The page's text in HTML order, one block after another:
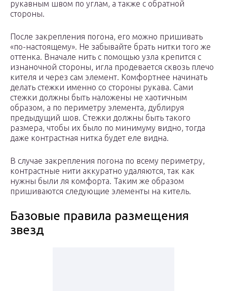
рукавным швом по углам, а также с обратной
стороны.
После закрепления погона, его можно пришивать
«по-настоящему». Не забывайте брать нитки того же
оттенка. Вначале нить с помощью узла крепится с
изнаночной стороны, игла продевается сквозь плечо
кителя и через сам элемент. Комфортнее начинать
делать стежки именно со стороны рукава. Сами
стежки должны быть наложены не хаотичным
образом, а по периметру элемента, дублируя
предыдущий шов. Стежки должны быть такого
размера, чтобы их было по минимуму видно, тогда
даже контрастная нитка будет еле видна.
В случае закрепления погона по всему периметру,
контрастные нити аккуратно удаляются, так как
нужны были ля комфорта. Таким же образом
пришиваются следующие элементы на китель.
Базовые правила размещения
звезд